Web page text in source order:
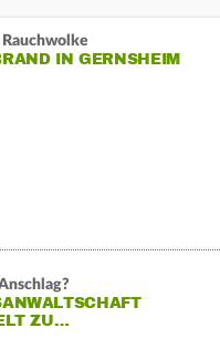
IN GERNSHEIM
ZU…